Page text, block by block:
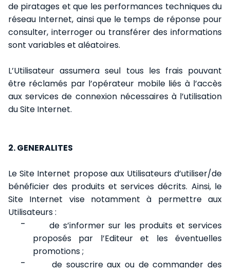
de piratages et que les performances techniques du
réseau Internet, ainsi que le temps de réponse pour
consulter, interroger ou transférer des informations
sont variables et aléatoires.
L’Utilisateur assumera seul tous les frais pouvant
être réclamés par l’opérateur mobile liés à l’accès
aux services de connexion nécessaires à l’utilisation
du Site Internet.
2. GENERALITES
Le Site Internet propose aux Utilisateurs d’utiliser/de
bénéficier des produits et services décrits. Ainsi, le
Site Internet vise notamment à permettre aux
Utilisateurs :
-
de s’informer sur les produits et services
proposés par l’Editeur et les éventuelles
promotions ;
-
de souscrire aux ou de commander des